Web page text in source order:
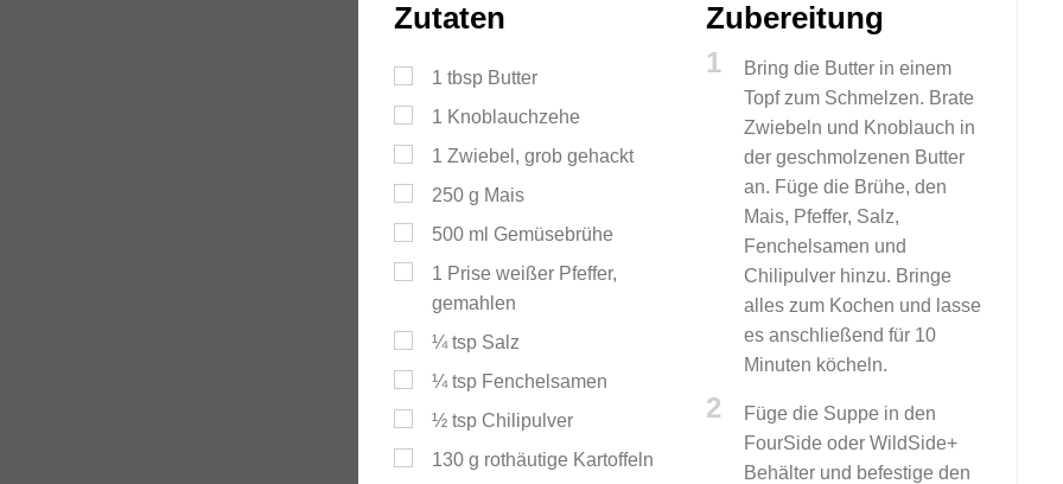
Zutaten
1 tbsp Butter
1 Knoblauchzehe
1 Zwiebel, grob gehackt
250 g Mais
500 ml Gemüsebrühe
1 Prise weißer Pfeffer,
gemahlen
¼ tsp Salz
¼ tsp Fenchelsamen
½ tsp Chilipulver
130 g rothäutige Kartoffeln
Zubereitung
1
Bring die Butter in einem
Topf zum Schmelzen. Brate
Zwiebeln und Knoblauch in
der geschmolzenen Butter
an. Füge die Brühe, den
Mais, Pfeffer, Salz,
Fenchelsamen und
Chilipulver hinzu. Bringe
alles zum Kochen und lasse
es anschließend für 10
Minuten köcheln.
2
Füge die Suppe in den
FourSide oder WildSide+
Behälter und befestige den